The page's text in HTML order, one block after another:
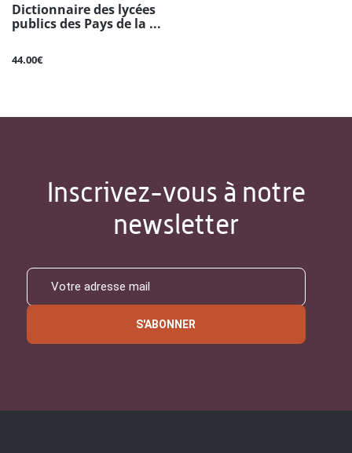
Dictionnaire des lycées
publics des Pays de la ...
44.00€
Inscrivez-vous à notre
newsletter
S'ABONNER